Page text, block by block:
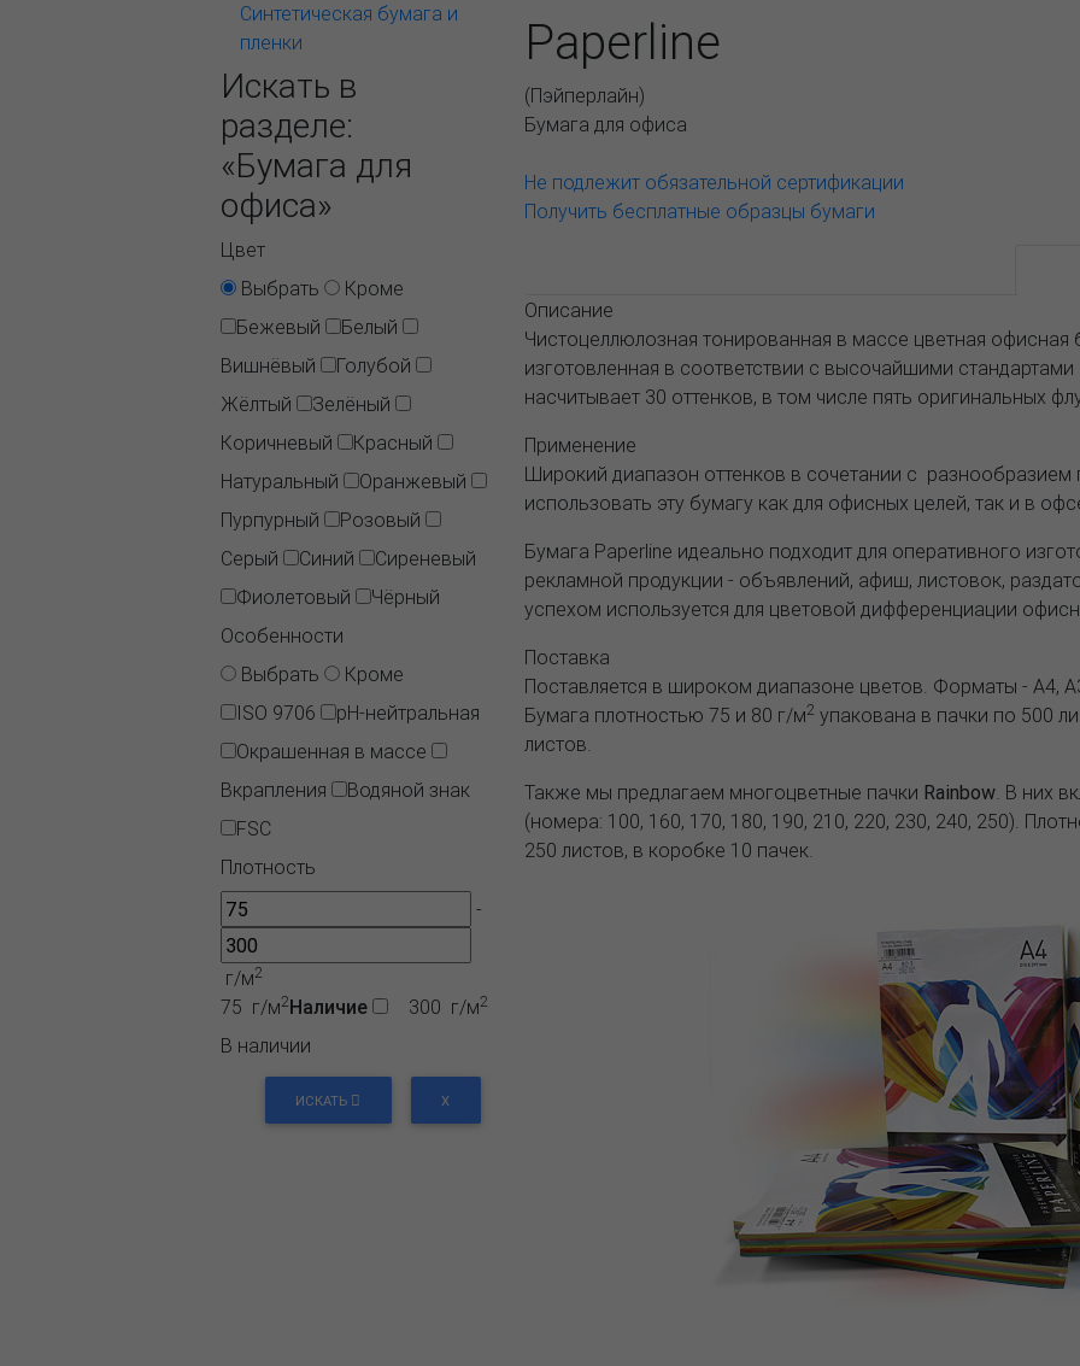
Синтетическая бумага и
пленки
Искать в
разделе:
«Бумага для
офиса»
Цвет
Выбрать
Кроме
Бежевый
Белый
Вишнёвый
Голубой
Жёлтый
Зелёный
Коричневый
Красный
Натуральный
Оранжевый
Пурпурный
Розовый
Серый
Синий
Сиреневый
Фиолетовый
Чёрный
Особенности
Выбрать
Кроме
ISO 9706
pH-нейтральная
Окрашенная в массе
Вкрапления
Водяной знак
FSC
Плотность
-
г/м2
300 г/м2
75 г/м2Наличие
В наличии
ИСКАТЬ X
Paperline
(Пэйперлайн)
Бумага для офиса
Не подлежит обязательной сертификации
Получить бесплатные образцы бумаги
Описание
Чистоцеллюлозная тонированная в массе цветная офисная
изготовленная в соответствии с высочайшими
насчитывает 30 оттенков, в том числе пять оригинальных
Применение
Широкий диапазон оттенков в сочетании с разнообразием
использовать эту бумагу как для офисных целей, так и в
Бумага Paperline идеально подходит для оперативного
рекламной продукции - объявлений, афиш, листовок,
успехом используется для цветовой дифференциации
Поставка
Поставляется в широком диапазоне цветов. Форматы - А4,
Бумага плотностью 75 и 80 г/м2 упакована в пачки по 500
листов.
Также мы предлагаем многоцветные пачки Rainbow. В них
(номера: 100, 160, 170, 180, 190, 210, 220, 230, 240, 250).
250 листов, в коробке 10 пачек.